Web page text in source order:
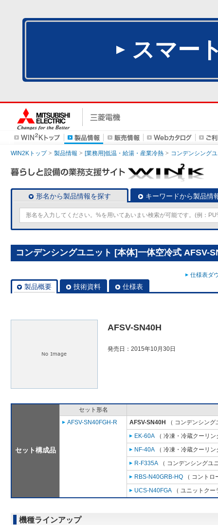
スマー
WIN2Kトップ 製品情報 [業務用]低温・給湯・産業冷熱 コンデンシング
形名から製品情報を探す キーワードから製品情
コンデンシングユニット [本体]一体空冷式 AFSV-
仕様表ダ
製品概要 技術資料 仕様表
AFSV-SN40H
発売日：2015年10月30日
セット構成品
セット形名
AFSV-SN40FGH-R
AFSV-SN40H
（ コンデンシン
EK-60A （ 冷凍・冷蔵クーリ
NF-40A （ 冷凍・冷蔵クーリ
R-F335A （ コンデンシングユ
RBS-N40GRB-HQ （ コント
UCS-N40FGA （ ユニットク
機種ラインアップ